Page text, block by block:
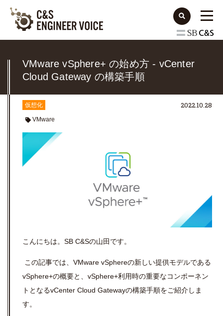
VMware vSphere+ の始め方 - vCenter
Cloud Gateway の構築手順
仮想化
VMware
2022.10.28
こんにちは。 SB C&Sの山田です。
この記事では、VMware vSphereの新しい提供モデルである
vSphere+の概要と、 vSphere+利用時の重要なコンポーネン
トとなるvCenter Cloud Gatewayの構築手順をご紹介しま
す。